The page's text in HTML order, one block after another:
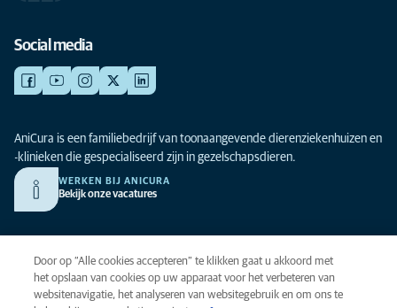
Social media
AniCura is een familiebedrijf van toonaangevende dierenziekenhuizen en
-klinieken die gespecialiseerd zijn in gezelschapsdieren.
WERKEN BIJ ANICURA
Bekijk onze vacatures
Privacy
Algemene voorwaarden
Cookies
Door op “Alle cookies accepteren” te klikken gaat u akkoord met
het opslaan van cookies op uw apparaat voor het verbeteren van
websitenavigatie, het analyseren van websitegebruik en om ons te